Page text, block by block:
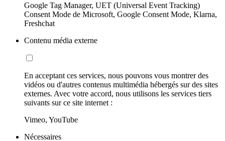
Google Tag Manager, UET (Universal Event Tracking)
Consent Mode de Microsoft, Google Consent Mode, Klarna,
Freshchat
Contenu média externe
En acceptant ces services, nous pouvons vous montrer des
vidéos ou d'autres contenus multimédia hébergés sur des sites
externes. Avec votre accord, nous utilisons les services tiers
suivants sur ce site internet :
Vimeo, YouTube
Nécessaires